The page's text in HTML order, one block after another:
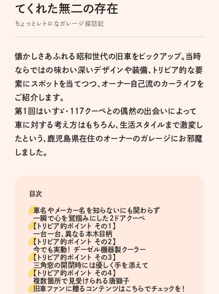
てくれた無二の存在
ちょっとレトロなガレージ探訪記
懐かしさあふれる昭和世代の旧車をピックアップ。当時
ならではの味わい深いデザインや装備、トリビア的な要
素にスポットを当てつつ、オーナー自己流のカーライフを
ご紹介します。
第１回はいすゞ・117クーペとの偶然の出会いによって
車に対する考え方はもちろん、生活スタイルまで激変し
たという、鹿児島県在住のオーナーのガレージにお邪魔
しました。
目次
車名やメーカー名を知らないにも関わらず
一瞬で心を鷲掴みにした2ドアクーペ
【トリビア的ポイント その1】
一台一台、異なる本木目柄
【トリビア的ポイント その2】
今でも実動！ ヂーゼル機器製クーラー
【トリビア的ポイント その3】
三角窓の開閉時には優しく手を添えて
【トリビア的ポイント その4】
複数箇所で見受けられる唐獅子
旧車ファンに贈るコンテンツはこちらでチェックを！